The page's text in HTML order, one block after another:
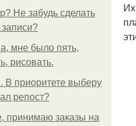
Не забудь сделать
мне было пять,
рисовать.
В приоритете выберу
репост?
принимаю заказы на